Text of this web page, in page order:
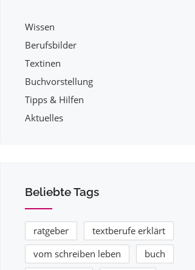
Wissen
Berufsbilder
Textinen
Buchvorstellung
Tipps & Hilfen
Aktuelles
Beliebte Tags
ratgeber
textberufe erklärt
vom schreiben leben
buch